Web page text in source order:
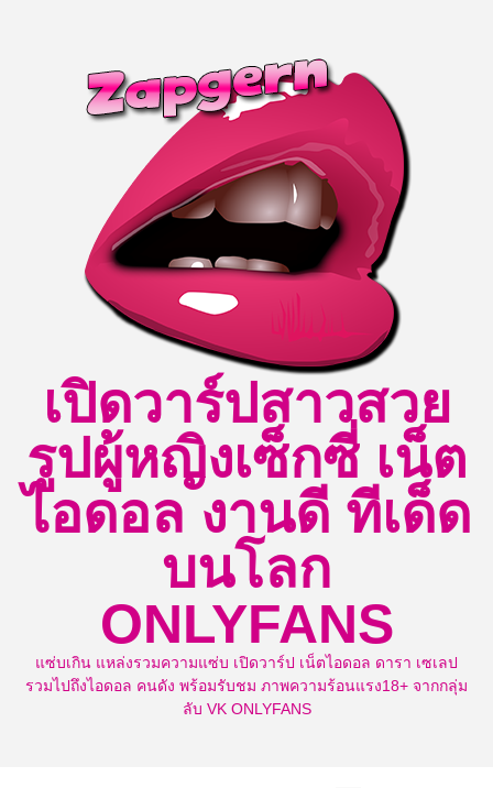
เปิดวาร์ปสาวสวย
รูปผู้หญิงเซ็กซี่ เน็ต
ไอดอล งานดี ทีเด็ด
บนโลก
ONLYFANS
แซ่บเกิน แหล่งรวมความแซ่บ เปิดวาร์ป เน็ตไอดอล ดารา เซเลป
รวมไปถึงไอดอล คนดัง พร้อมรับชม ภาพความร้อนแรง18+ จากกลุ่ม
ลับ VK ONLYFANS